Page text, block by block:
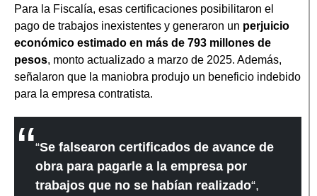
Para la Fiscalía, esas certificaciones posibilitaron el
pago de trabajos inexistentes y generaron un perjuicio
económico estimado en más de 793 millones de
pesos, monto actualizado a marzo de 2025. Además,
señalaron que la maniobra produjo un beneficio indebido
para la empresa contratista.
“Se falsearon certificados de avance de
obra para pagarle a la empresa por
trabajos que no se habían realizado“,